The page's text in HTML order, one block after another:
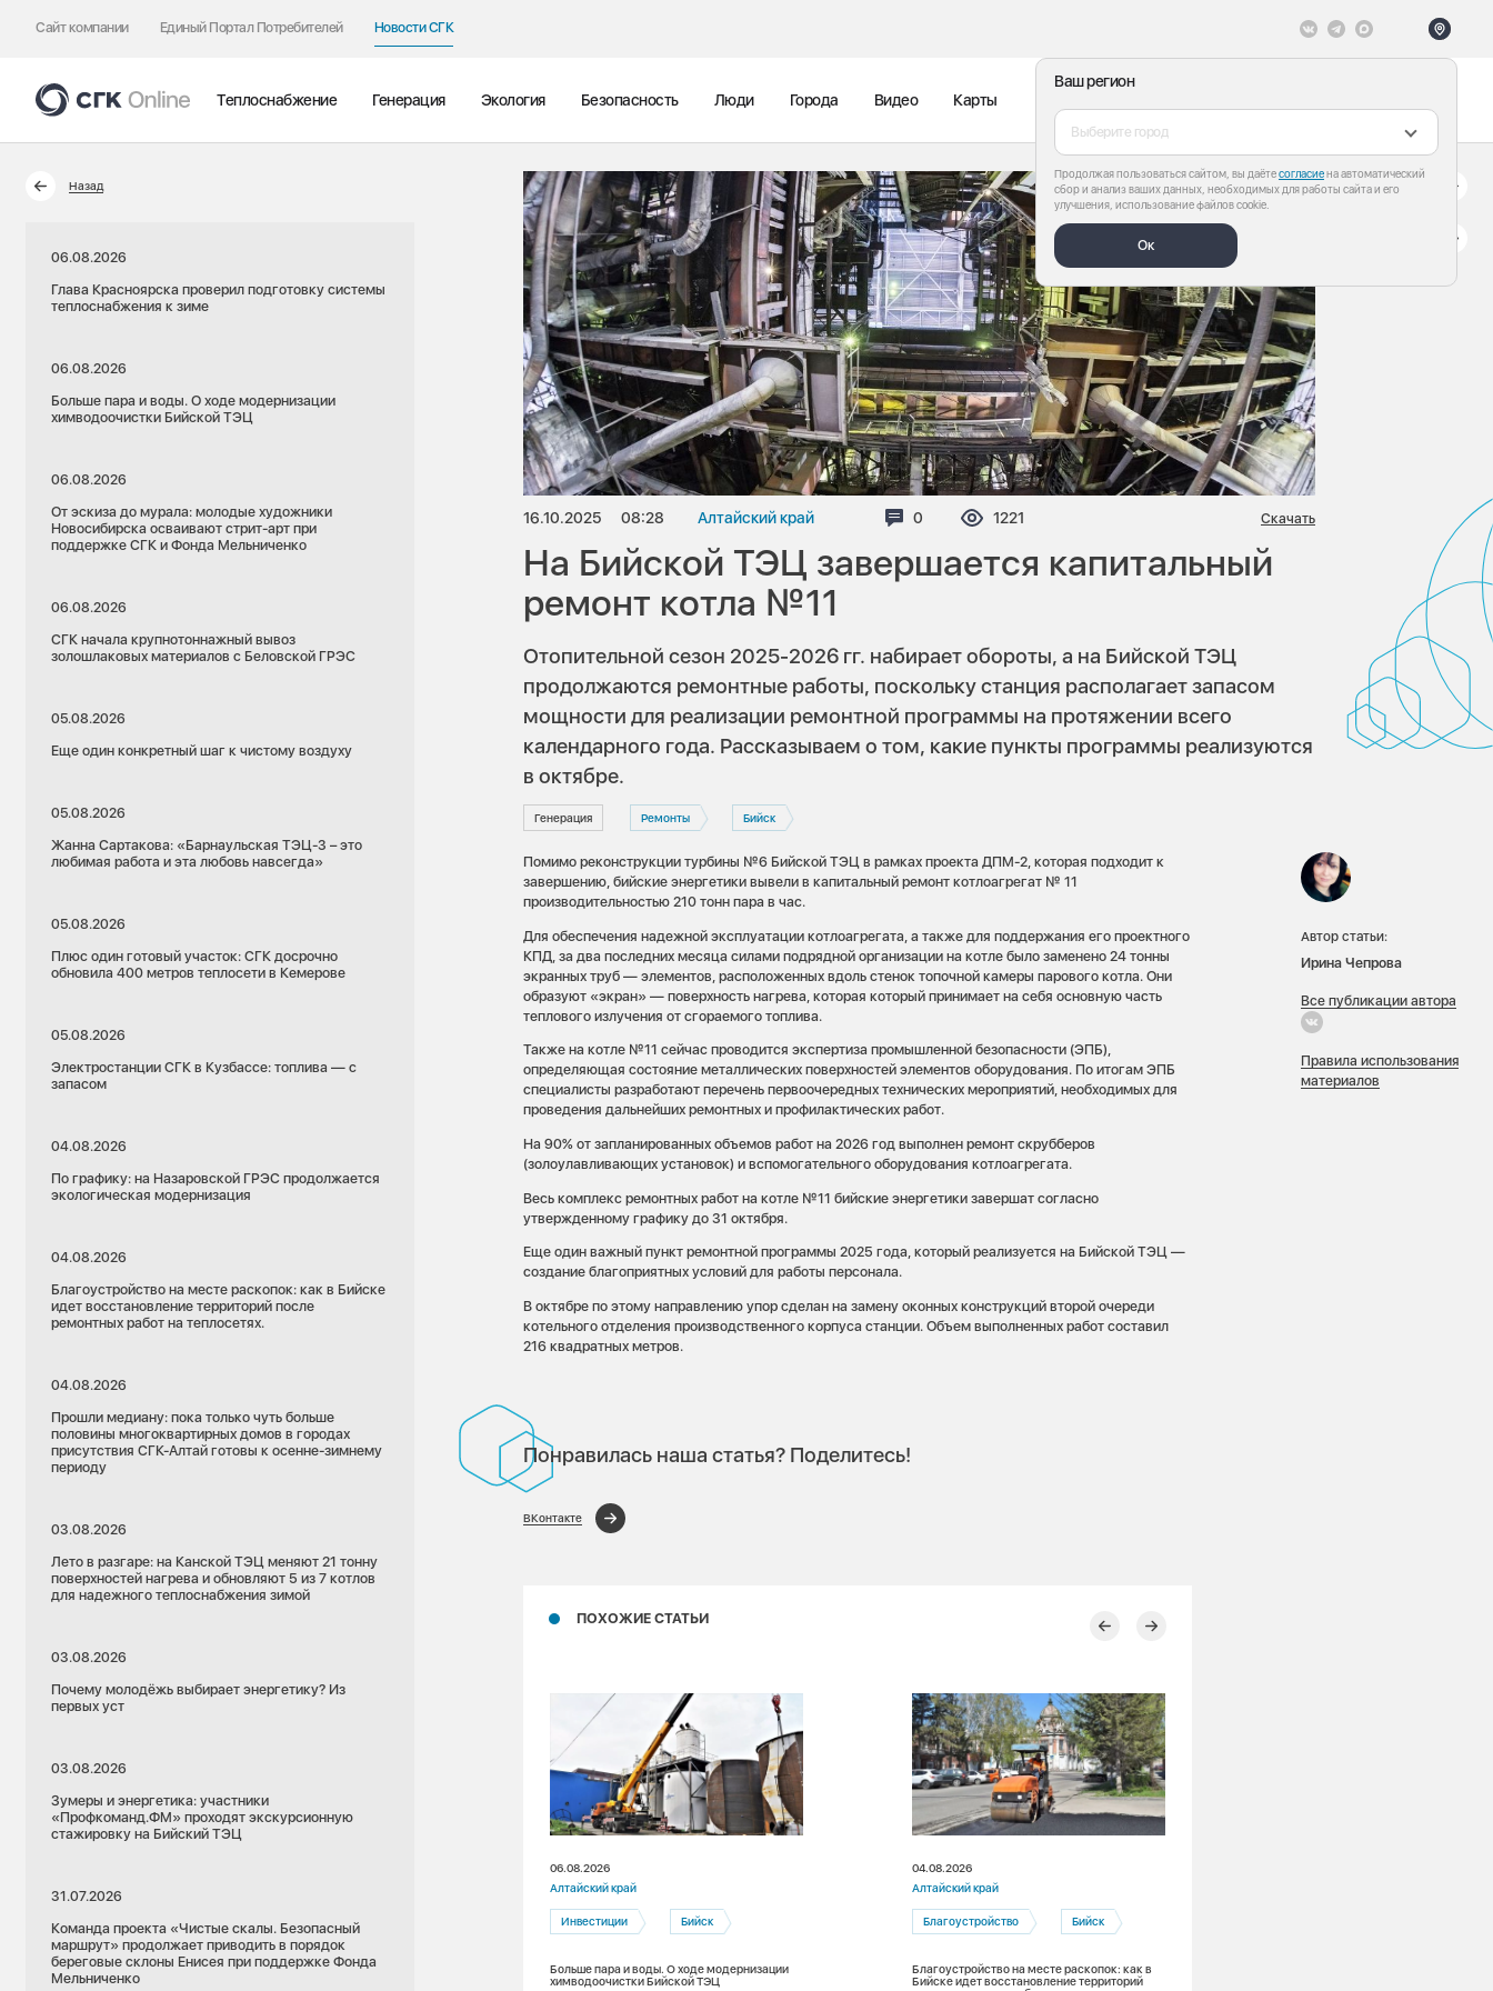
Сайт компании Единый Портал Потребителей Новости СГК
Ваш регион
Выберите город
Продолжая пользоваться сайтом, вы даётесогласиена автоматический
сбор и анализ ваших данных, необходимых для работы сайта и его
улучшения, использование файлов cookie.
Ок
Теплоснабжение Генерация Экология Безопасность Люди Города Видео Карты
Назад
06.08.2026
Глава Красноярска проверил подготовку системы
теплоснабжения к зиме
06.08.2026
Больше пара и воды. О ходе модернизации
химводоочистки Бийской ТЭЦ
06.08.2026
От эскиза до мурала: молодые художники
Новосибирска осваивают стрит-арт при
поддержке СГК и Фонда Мельниченко
06.08.2026
СГК начала крупнотоннажный вывоз
золошлаковых материалов с Беловской ГРЭС
05.08.2026
Еще один конкретный шаг к чистому воздуху
05.08.2026
Жанна Сартакова: «Барнаульская ТЭЦ-3 – это
любимая работа и эта любовь навсегда»
05.08.2026
Плюс один готовый участок: СГК досрочно
обновила 400 метров теплосети в Кемерове
05.08.2026
Электростанции СГК в Кузбассе: топлива — с
запасом
04.08.2026
По графику: на Назаровской ГРЭС продолжается
экологическая модернизация
04.08.2026
Благоустройство на месте раскопок: как в Бийске
идет восстановление территорий после
ремонтных работ на теплосетях.
04.08.2026
Прошли медиану: пока только чуть больше
половины многоквартирных домов в городах
присутствия СГК-Алтай готовы к осенне-зимнему
периоду
03.08.2026
Лето в разгаре: на Канской ТЭЦ меняют 21 тонну
поверхностей нагрева и обновляют 5 из 7 котлов
для надежного теплоснабжения зимой
03.08.2026
Почему молодёжь выбирает энергетику? Из
первых уст
03.08.2026
Зумеры и энергетика: участники
«Профкоманд.ФМ» проходят экскурсионную
стажировку на Бийский ТЭЦ
31.07.2026
Команда проекта «Чистые скалы. Безопасный
маршрут» продолжает приводить в порядок
береговые склоны Енисея при поддержке Фонда
Мельниченко
16.10.2025 08:28 Алтайский край Комментариев:
0 Просмотров:
1221 Скачать
На Бийской ТЭЦ завершается капитальный
ремонт котла №11
Отопительной сезон 2025-2026 гг. набирает обороты, а на Бийской ТЭЦ
продолжаются ремонтные работы, поскольку станция располагает запасом
мощности для реализации ремонтной программы на протяжении всего
календарного года. Рассказываем о том, какие пункты программы реализуются
в октябре.
Генерация Ремонты Бийск
Помимо реконструкции турбины №6 Бийской ТЭЦ в рамках проекта ДПМ-2, которая подходит к
завершению, бийские энергетики вывели в капитальный ремонт котлоагрегат № 11
производительностью 210 тонн пара в час.
Для обеспечения надежной эксплуатации котлоагрегата, а также для поддержания его проектного
КПД, за два последних месяца силами подрядной организации на котле было заменено 24 тонны
экранных труб — элементов, расположенных вдоль стенок топочной камеры парового котла. Они
образуют «экран» — поверхность нагрева, которая который принимает на себя основную часть
теплового излучения от сгораемого топлива.
Также на котле №11 сейчас проводится экспертиза промышленной безопасности (ЭПБ),
определяющая состояние металлических поверхностей элементов оборудования. По итогам ЭПБ
специалисты разработают перечень первоочередных технических мероприятий, необходимых для
проведения дальнейших ремонтных и профилактических работ.
На 90% от запланированных объемов работ на 2026 год выполнен ремонт скрубберов
(золоулавливающих установок) и вспомогательного оборудования котлоагрегата.
Весь комплекс ремонтных работ на котле №11 бийские энергетики завершат согласно
утвержденному графику до 31 октября.
Еще один важный пункт ремонтной программы 2025 года, который реализуется на Бийской ТЭЦ —
создание благоприятных условий для работы персонала.
В октябре по этому направлению упор сделан на замену оконных конструкций второй очереди
котельного отделения производственного корпуса станции. Объем выполненных работ составил
216 квадратных метров.
Понравилась наша статья? Поделитесь!
ВКонтакте
ПОХОЖИЕ СТАТЬИ
Красноярская ТЭЦ-2
Ремонты Теплоэнергетика
06.08.2026
Алтайский край
Инвестиции Бийск
Больше пара и воды. О ходе модернизации
химводоочистки Бийской ТЭЦ
04.08.2026
Алтайский край
Благоустройство Бийск
Благоустройство на месте раскопок: как в
Бийске идет восстановление территорий
Автор статьи:
Ирина Чепрова
Все публикации автора
Правила использования
материалов